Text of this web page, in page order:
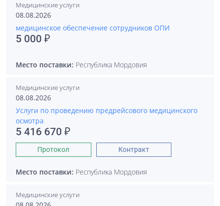
Медицинские услуги
08.08.2026
медицинское обеспечение сотрудников ОПИ
5 000 ₽
Место поставки: Республика Мордовия
Медицинские услуги
08.08.2026
Услуги по проведению предрейсового медицинского
осмотра
5 416 670 ₽
Протокол Контракт
Место поставки: Республика Мордовия
Медицинские услуги